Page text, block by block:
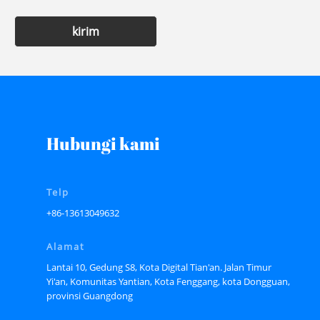
kirim
Hubungi kami
Telp
+86-13613049632
Alamat
Lantai 10, Gedung S8, Kota Digital Tian'an. Jalan Timur
Yi'an, Komunitas Yantian, Kota Fenggang, kota Dongguan,
provinsi Guangdong